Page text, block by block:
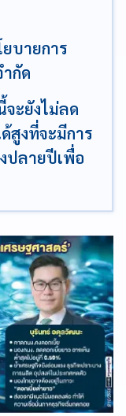
บายการ
ำกัด
ะยังไม่ลด
สูงที่จะมีการ
ปลายปีเพื่อ